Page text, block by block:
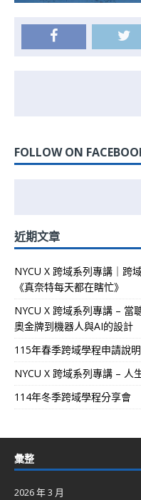
FOLLOW ON
近期文章
NYCU X 跨域系列專講｜跨
《真奈特每天都在瞎忙》
NYCU X 跨域系列專講 – 當
奧金牌到機器人與AI的設計
115年春季跨域學程申請說
NYCU X 跨域系列專講 – 人
114年冬季跨域學程分享會
彙整
2026 年 3 月